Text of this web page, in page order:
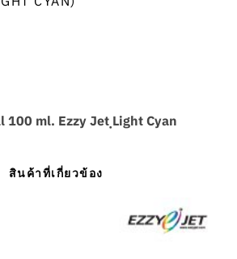
รนด์
100 ml. Ezzy Jet ฺLight Cyan
สินค้าที่เกี่ยวข้อง